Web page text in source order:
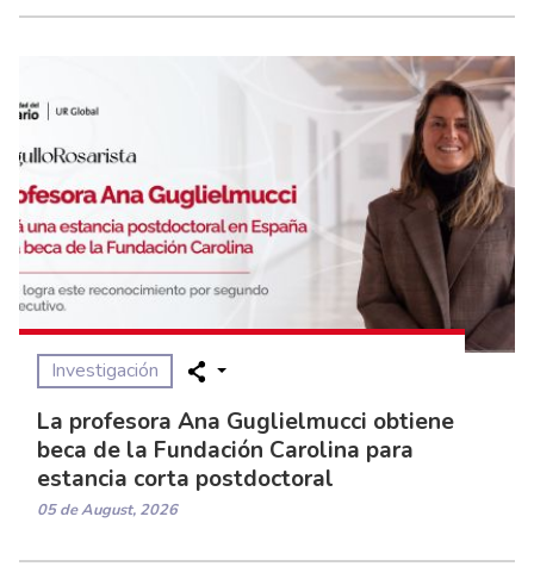
Investigación
La profesora Ana Guglielmucci obtiene
beca de la Fundación Carolina para
estancia corta postdoctoral
05 de August, 2026